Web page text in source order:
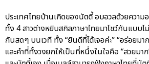
ประเทศไทยบ้านเกิดของนัตตี้ อบอวลด้วยควา
ทั้ง 4 สาวต่างหยิบสกิลภาษาไทยมาโชว์กันแบบ
กันสดๆ บนเวที ทั้ง “ยินดีที่ได้เจอค่ะ” “อร่อยมา
และคำที่ทั้งวงยกให้เป็นที่หนึ่งในใจคือ “สวยมา